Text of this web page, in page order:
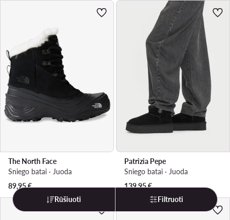
The North Face
Sniego batai · Juoda
89,95€
Patrizia Pepe
Sniego batai · Juoda
139,95€
Rūšiuoti
Filtruoti